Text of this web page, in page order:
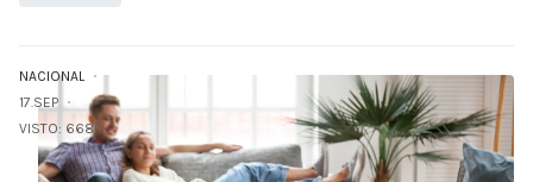
NACIONAL
17.SEP
VISTO: 668